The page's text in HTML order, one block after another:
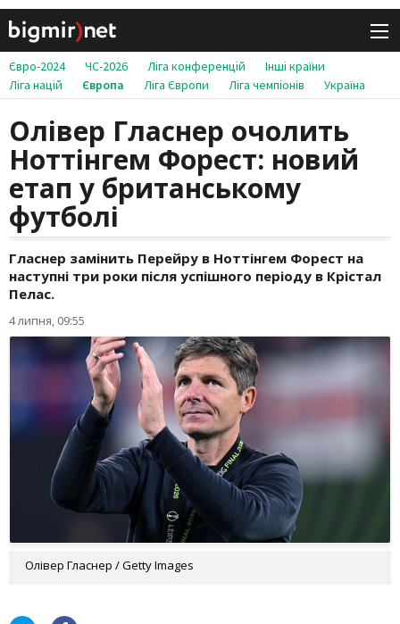
Євро-2024 ЧС-2026 Ліга конференцій
Інші країни
Ліга націй
Європа Ліга Європи Ліга чемпіонів Україна
Олівер Гласнер очолить
Ноттінгем Форест: новий
етап у британському
футболі
Гласнер замінить Перейру в Ноттінгем Форест на
наступні три роки після успішного періоду в Крістал
Пелас.
4 липня, 09:55
Олівер Гласнер / Getty Images